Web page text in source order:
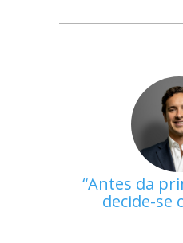
Antes da
decide-se